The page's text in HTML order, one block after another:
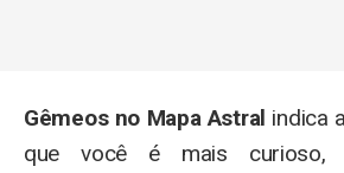
Gêmeos no Mapa Astral indica
que você é mais curioso,